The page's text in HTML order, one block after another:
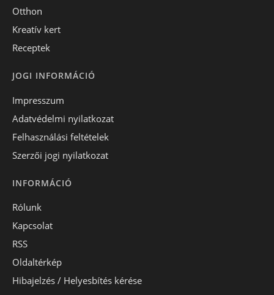
Otthon
Kreatív kert
Receptek
JOGI INFORMÁCIÓ
Impresszum
Adatvédelmi nyilatkozat
Felhasználási feltételek
Szerzői jogi nyilatkozat
INFORMÁCIÓ
Rólunk
Kapcsolat
RSS
Oldaltérkép
Hibajelzés / Helyesbítés kérése